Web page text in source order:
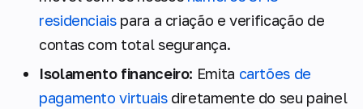
residenciaispara a criação e verificação de
contas com total segurança.
Isolamento financeiro: Emita cartões de
pagamento virtuaisdiretamente do seu painel